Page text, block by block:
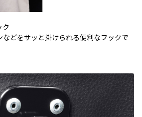
どをサッと掛けられる便利なフックで